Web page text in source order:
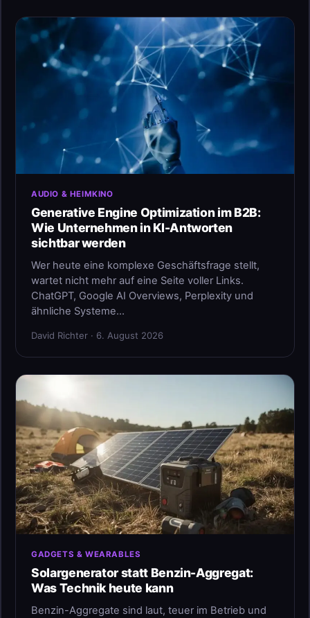
AUDIO & HEIMKINO
Generative Engine Optimization im B2B:
Wie Unternehmen in KI-Antworten
sichtbar werden
Wer heute eine komplexe Geschäftsfrage stellt,
wartet nicht mehr auf eine Seite voller Links.
ChatGPT, Google AI Overviews, Perplexity und
ähnliche Systeme…
David Richter · 6. August 2026
GADGETS & WEARABLES
Solargenerator statt Benzin-Aggregat:
Was Technik heute kann
Benzin-Aggregate sind laut, teuer im Betrieb und